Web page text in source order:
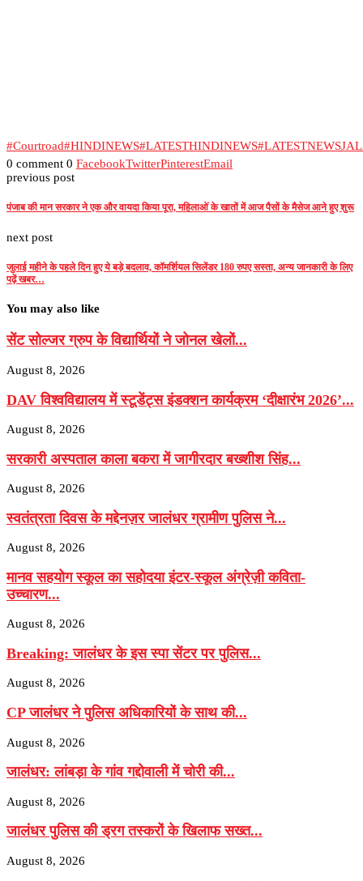
#Courtroad#HINDINEWS#LATESTHINDINEWS
0 comment 0 FacebookTwitterPinterestEmail
previous post
पंजाब की मान सरकार ने एक और वायदा किया पूरा, महिलाओं के खातों में आज पैसों के मैसेज आने हुए शुरू
next post
जुलाई महीने के पहले दिन हुए ये बड़े बदलाव, कॉमर्शियल सिलेंडर 180 रुपए सस्ता, अन्य जानकारी के लिए
पढ़ें खबर…
You may also like
सेंट सोल्जर ग्रुप के विद्यार्थियों ने जोनल खेलों...
August 8, 2026
DAV विश्वविद्यालय में स्टूडेंट्स इंडक्शन कार्यक्रम ‘दीक्षारंभ 2026’...
August 8, 2026
सरकारी अस्पताल काला बकरा में जागीरदार बख्शीश सिंह...
August 8, 2026
स्वतंत्रता दिवस के मद्देनज़र जालंधर ग्रामीण पुलिस ने...
August 8, 2026
मानव सहयोग स्कूल का सहोदया इंटर-स्कूल अंग्रेज़ी कविता-
उच्चारण...
August 8, 2026
Breaking: जालंधर के इस स्पा सेंटर पर पुलिस...
August 8, 2026
CP जालंधर ने पुलिस अधिकारियों के साथ की...
August 8, 2026
जालंधर: लांबड़ा के गांव गद्दोवाली में चोरी की...
August 8, 2026
जालंधर पुलिस की ड्रग तस्करों के खिलाफ सख्त...
August 8, 2026